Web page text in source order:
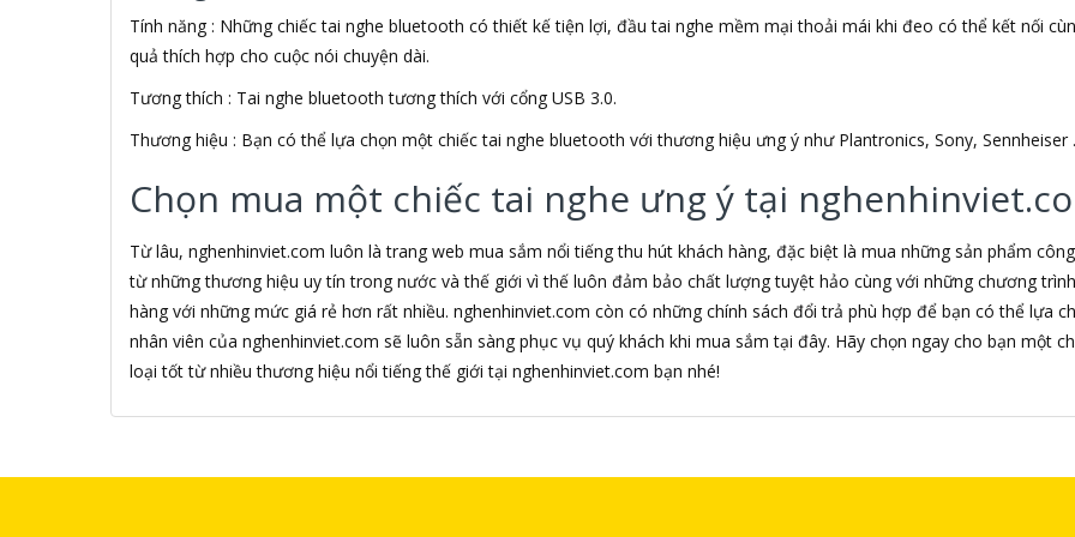
Alfa Romeo
ALGOZ
Allen Heath
ALLOYSEED
Alphun
Alps
AMAZON
AmazonBasics
AMD
Ami
Amkov
AMP
AMPED WIRELESS
Tính năng : Những chiếc tai nghe bluetooth có thiết kế tiện lợi, đầu tai nghe mềm mại thoải mái khi đeo có thể kết nối
quả thích hợp cho cuộc nói chuyện dài.
Tương thích : Tai nghe bluetooth tương thích với cổng USB 3.0.
Thương hiệu : Bạn có thể lựa chọn một chiếc tai nghe bluetooth với thương hiệu ưng ý như Plantronics, Sony, Sennheiser .
Chọn mua một chiếc tai nghe ưng ý tại
Từ lâu, nghenhinviet.com luôn là trang web mua sắm nổi tiếng thu hút khách hàng, đặc biệt là mua những sản phẩm
từ những thương hiệu uy tín trong nước và thế giới vì thế luôn đảm bảo chất lượng tuyệt hảo cùng với những chương
hàng với những mức giá rẻ hơn rất nhiều. nghenhinviet.com còn có những chính sách đổi trả phù hợp để bạn có thể lựa
nhân viên của nghenhinviet.com sẽ luôn sẵn sàng phục vụ quý khách khi mua sắm tại đây. Hãy chọn ngay cho bạn một
loại tốt từ nhiều thương hiệu nổi tiếng thế giới tại nghenhinviet.com bạn nhé!